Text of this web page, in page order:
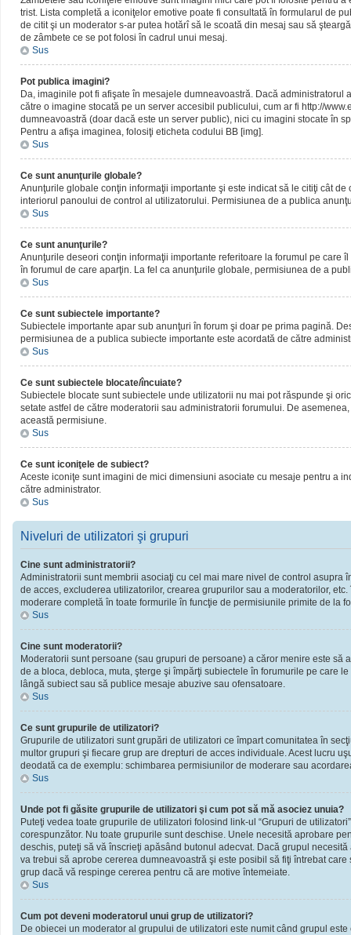
trist. Lista completă a iconiţelor emotive poate fi consultată în formularul de
de citit şi un moderator s-ar putea hotărî să le scoată din mesaj sau să
de zâmbete ce se pot folosi în cadrul unui mesaj.
Sus
Pot publica imagini?
Da, imaginile pot fi afişate în mesajele dumneavoastră. Dacă
către o imagine stocată pe un server accesibil publicului, cum ar fi http://
dumneavoastră (doar dacă este un server public), nici cu imagini stocate în
Pentru a afişa imaginea, folosiţi eticheta codului BB [img].
Sus
Ce sunt anunţurile globale?
Anunţurile globale conţin informaţii importante şi este indicat să le citiţi cât
interiorul panoului de control al utilizatorului. Permisiunea de a publica
Sus
Ce sunt anunţurile?
Anunţurile deseori conţin informaţii importante referitoare la forumul pe care
în forumul de care aparţin. La fel ca anunţurile globale, permisiunea de a
Sus
Ce sunt subiectele importante?
Subiectele importante apar sub anunţuri în forum şi doar pe prima pagină.
permisiunea de a publica subiecte importante este acordată de către
Sus
Ce sunt subiectele blocate/încuiate?
Subiectele blocate sunt subiectele unde utilizatorii nu mai pot răspunde şi
setate astfel de către moderatorii sau administratorii forumului. De
această permisiune.
Sus
Ce sunt iconiţele de subiect?
Aceste iconiţe sunt imagini de mici dimensiuni asociate cu mesaje pentru a
către administrator.
Sus
Niveluri de utilizatori şi grupuri
Cine sunt administratorii?
Administratorii sunt membrii asociaţi cu cel mai mare nivel de control
de acces, excluderea utilizatorilor, crearea grupurilor sau a moderatorilor,
moderare completă în toate formurile în funcţie de permisiunile primite de la
Sus
Cine sunt moderatorii?
Moderatorii sunt persoane (sau grupuri de persoane) a căror menire este
de a bloca, debloca, muta, şterge şi împărţi subiectele în forumurile pe care
lângă subiect sau să publice mesaje abuzive sau ofensatoare.
Sus
Ce sunt grupurile de utilizatori?
Grupurile de utilizatori sunt grupări de utilizatori ce împart comunitatea în
multor grupuri şi fiecare grup are drepturi de acces individuale. Acest lucru
deodată ca de exemplu: schimbarea permisiunilor de moderare sau
Sus
Unde pot fi găsite grupurile de utilizatori şi cum pot să mă asociez unuia?
Puteţi vedea toate grupurile de utilizatori folosind link-ul “Grupuri de
corespunzător. Nu toate grupurile sunt deschise. Unele necesită aprobare
deschis, puteţi să vă înscrieţi apăsând butonul adecvat. Dacă grupul
va trebui să aprobe cererea dumneavoastră şi este posibil să fiţi întrebat
grup dacă vă respinge cererea pentru că are motive întemeiate.
Sus
Cum pot deveni moderatorul unui grup de utilizatori?
De obiecei un moderator al grupului de utilizatori este numit când grupul